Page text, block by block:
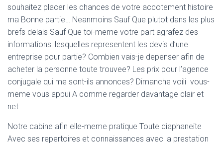
A
C
souhaitez placer les chances de votre accotement histoire
ma Bonne partie… Neanmoins Sauf Que plutot dans les plus
brefs delais Sauf Que toi-meme votre part agrafez des
informations: lesquelles representent les devis d’une
entreprise pour partie? Combien vais-je depenser afin de
acheter la personne toute trouvee? Les prix pour l’agence
conjugale qui me sont-ils annonces? Dimanche voili vous-
meme vous appui A comme regarder davantage clair et
net.
Notre cabine afin elle-meme pratique Toute diaphaneite
Avec ses repertoires et connaissances avec la prestation